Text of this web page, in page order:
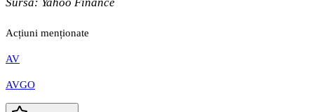
Acțiuni menționate
AV
AVGO